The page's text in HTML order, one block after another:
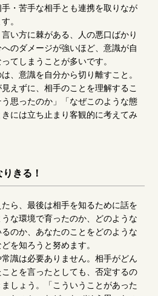
・苦手な相手とも連携を取りなが
。
い方に棘がある、人の悪口ばかり
のダメージが強いほど、意識が自
てしまうことが多いです。
、意識を自分から切り離すこと。
えずに、相手のことを理解するこ
思ったのか」「なぜこのような態
には立ち止まり客観的に考えてみ
きる！
ら、最後は相手を知るために話を
な環境で育ったのか、どのような
のか、あなたのことをどのような
を知ろうと努めます。
識は必要ありません。相手がどん
とを言ったとしても、否定するの
しょう。「こういうことがあった